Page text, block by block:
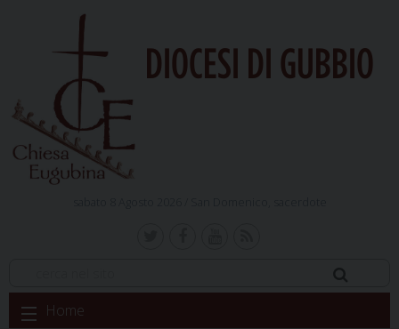
DIOCESI DI GUBBIO
Skip
to
Home